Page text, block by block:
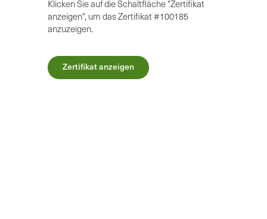
Klicken Sie auf die Schaltfläche "Zertifikat
anzeigen", um das Zertifikat #100185
anzuzeigen.
Zertifikat anzeigen